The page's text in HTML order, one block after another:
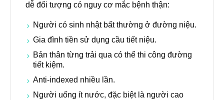
dễ đối tượng có nguy cơ mắc bệnh thận:
Người có sinh nhật bất thường ở đường niệu.
Gia đình tiền sử dụng cầu tiết niệu.
Bản thân từng trải qua có thể thi công đường
tiết kiệm.
Anti-indexed nhiều lần.
Người uống ít nước, đặc biệt là người cao